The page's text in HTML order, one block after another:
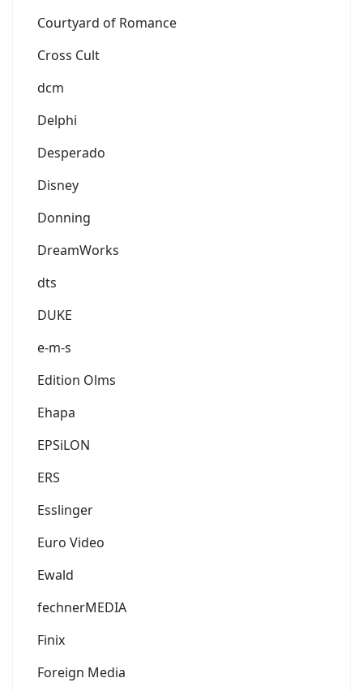
Courtyard of Romance
Cross Cult
dcm
Delphi
Desperado
Disney
Donning
DreamWorks
dts
DUKE
e-m-s
Edition Olms
Ehapa
EPSiLON
ERS
Esslinger
Euro Video
Ewald
fechnerMEDIA
Finix
Foreign Media